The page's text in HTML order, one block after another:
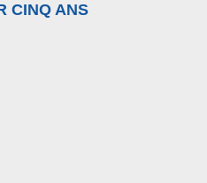
CINQ ANS